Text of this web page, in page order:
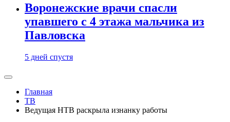
Воронежские врачи спасли
упавшего с 4 этажа мальчика из
Павловска
5 дней спустя
Главная
ТВ
Ведущая НТВ раскрыла изнанку работы